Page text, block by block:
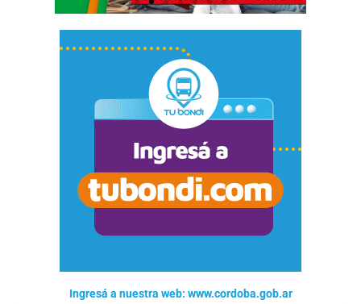
Ingresá a nuestra web: www.cordoba.gob.ar